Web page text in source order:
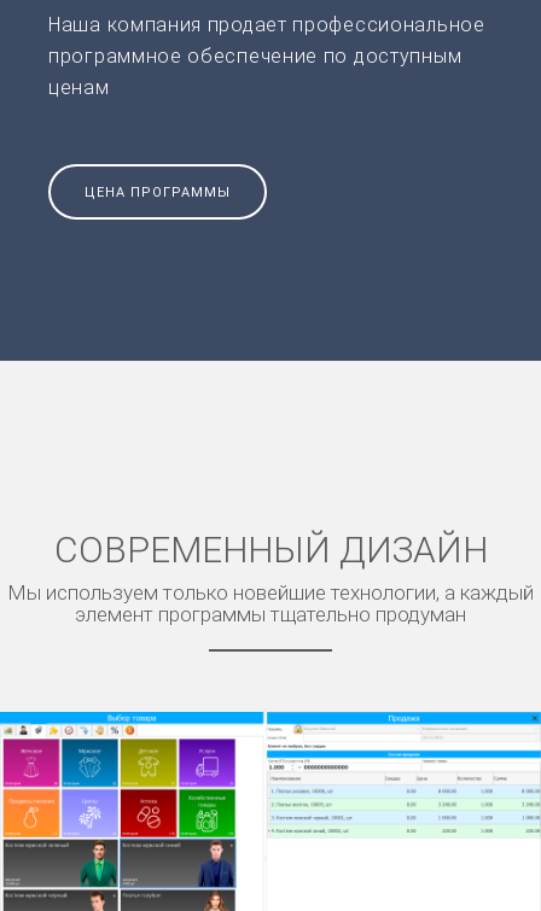
Наша компания продает профессиональное
программное обеспечение по доступным
ценам
ЦЕНА ПРОГРАММЫ
СОВРЕМЕННЫЙ ДИЗАЙН
Мы используем только новейшие технологии, а каждый
элемент программы тщательно продуман